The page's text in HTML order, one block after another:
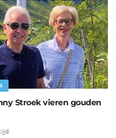
Stroek vieren gouden